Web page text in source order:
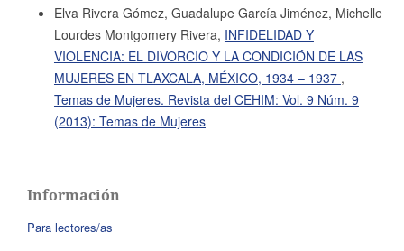
Elva Rivera Gómez, Guadalupe García Jiménez, Michelle
Lourdes Montgomery Rivera, INFIDELIDAD Y
VIOLENCIA: EL DIVORCIO Y LA CONDICIÓN DE LAS
MUJERES EN TLAXCALA, MÉXICO, 1934 – 1937 ,
Temas de Mujeres. Revista del CEHIM: Vol. 9 Núm. 9
(2013): Temas de Mujeres
Información
Para lectores/as